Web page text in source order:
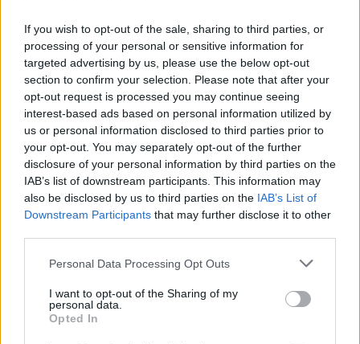
If you wish to opt-out of the sale, sharing to third parties, or
processing of your personal or sensitive information for
targeted advertising by us, please use the below opt-out
section to confirm your selection. Please note that after your
opt-out request is processed you may continue seeing
interest-based ads based on personal information utilized by
us or personal information disclosed to third parties prior to
your opt-out. You may separately opt-out of the further
disclosure of your personal information by third parties on the
IAB’s list of downstream participants. This information may
also be disclosed by us to third parties on the IAB’s List of
Downstream Participants that may further disclose it to other
Personal Data Processing Opt Outs
I want to opt-out of the Sharing of my
personal data.
Opted In
Eksperci zwracają uwagę na potrzebę szeroko
zakrojonych działań edukacyjnych. Przykładem
inicjatywy, która ma uczulać rodziców na kwestie
związane z profilaktyką uzależnień, była kampania
„W rodzinie siła”. Jest realizowana od 2021 roku pod
patronatem Ministerstwa Rodziny i Polityki
Społecznej i wspiera rodziców w ochronie
niepełnoletnich przed dostępem do alkoholu i
przedwczesną inicjacją alkoholową. Innym
przykładem jest kampania „Nie bo tak” realizowana
przez Fundację Poza Schematami, na zlecenie
Krajowego Centrum Przeciwdziałania